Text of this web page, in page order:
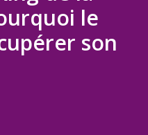
le
son